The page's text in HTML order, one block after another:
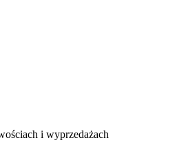
i wyprzedażach